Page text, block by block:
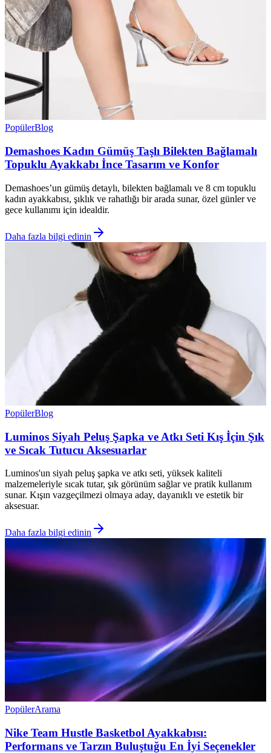
PopülerBlog
Demashoes Kadın Gümüş Taşlı Bilekten Bağlamalı
Topuklu Ayakkabı İnce Tasarım ve Konfor
Demashoes’un gümüş detaylı, bilekten bağlamalı ve 8 cm topuklu
kadın ayakkabısı, şıklık ve rahatlığı bir arada sunar, özel günler ve
gece kullanımı için idealdir.
Daha fazla bilgi edinin
PopülerBlog
Luminos Siyah Peluş Şapka ve Atkı Seti Kış İçin Şık
ve Sıcak Tutucu Aksesuarlar
Luminos'un siyah peluş şapka ve atkı seti, yüksek kaliteli
malzemeleriyle sıcak tutar, şık görünüm sağlar ve pratik kullanım
sunar. Kışın vazgeçilmezi olmaya aday, dayanıklı ve estetik bir
aksesuar.
Daha fazla bilgi edinin
PopülerArama
Nike Team Hustle Basketbol Ayakkabısı:
Performans ve Tarzın Buluştuğu En İyi Seçenekler